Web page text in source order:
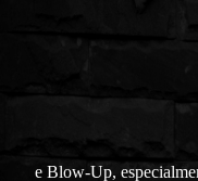
e Blow-Up,